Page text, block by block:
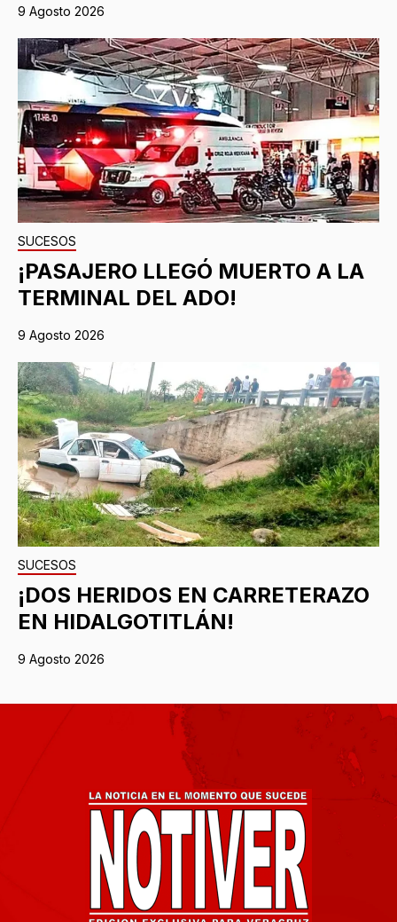
9 Agosto 2026
SUCESOS
¡PASAJERO LLEGÓ MUERTO A LA
TERMINAL DEL ADO!
9 Agosto 2026
SUCESOS
¡DOS HERIDOS EN CARRETERAZO
EN HIDALGOTITLÁN!
9 Agosto 2026